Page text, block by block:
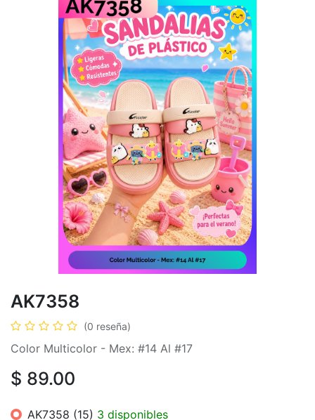
AK7358
(0 reseña)
Color Multicolor - Mex: #14 Al #17
$ 89.00
AK7358 (15) 3 disponibles